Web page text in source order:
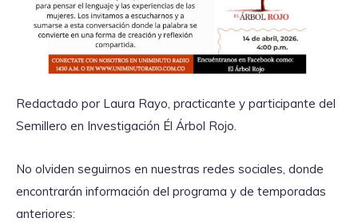
Redactado por Laura Rayo, practicante y participante del
Semillero en Investigación Él Árbol Rojo.
No olviden seguirnos en nuestras redes sociales, donde
encontrarán información del programa y de temporadas
anteriores: